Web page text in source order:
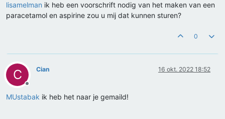
lisamelman ik heb een voorschrift nodig van het maken van een
paracetamol en aspirine zou u mij dat kunnen sturen?
0
C
Offline
Cian 16 okt. 2022 18:52
MUstabak ik heb het naar je gemaild!